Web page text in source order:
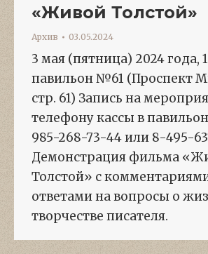
«Живой Толстой»
Архив 03.05.2024
3 мая (пятница) 2024 года,
павильон №61 (Проспект
стр. 61) Запись на
телефону кассы в
985-268-73-44 или 8-495-
Демонстрация фильма
Толстой» с
ответами на вопросы о
творчестве писателя.